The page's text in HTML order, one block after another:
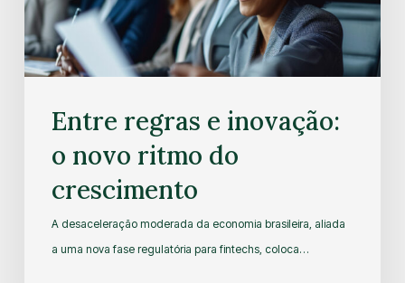
Entre regras e inovação:
o novo ritmo do
crescimento
A desaceleração moderada da economia brasileira, aliada
a uma nova fase regulatória para fintechs, coloca…